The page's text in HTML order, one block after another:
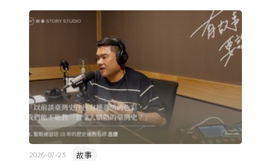
識份子口中攸關「救 ...
故事
2026-07-23